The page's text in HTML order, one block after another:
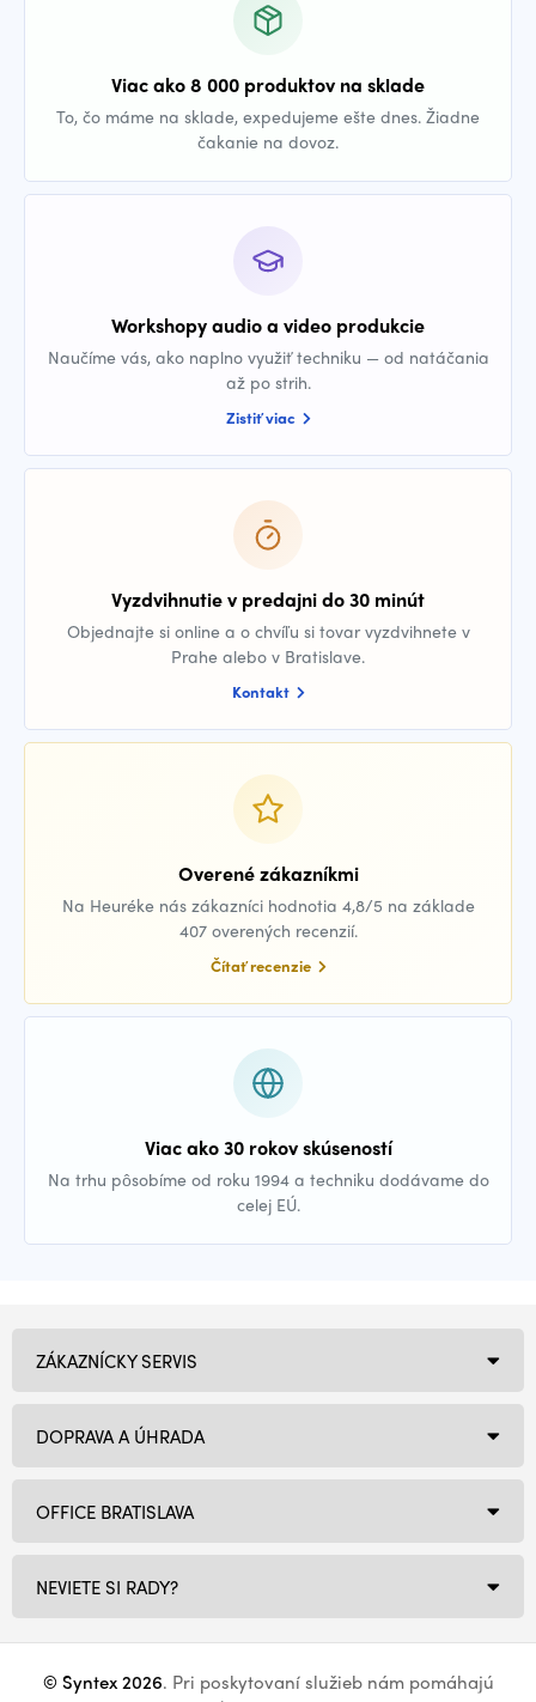
Viac ako 8 000 produktov na sklade
To, čo máme na sklade, expedujeme ešte dnes. Žiadne
čakanie na dovoz.
Workshopy audio a video produkcie
Naučíme vás, ako naplno využiť techniku — od natáčania
až po strih.
Zistiť viac
Vyzdvihnutie v predajni do 30 minút
Objednajte si online a o chvíľu si tovar vyzdvihnete v
Prahe alebo v Bratislave.
Kontakt
Overené zákazníkmi
Na Heuréke nás zákazníci hodnotia 4,8/5 na základe
407 overených recenzií.
Čítať recenzie
Viac ako 30 rokov skúseností
Na trhu pôsobíme od roku 1994 a techniku dodávame do
celej EÚ.
OFFICE BRATISLAVA
NEVIETE SI RADY?
ZÁKAZNÍCKY SERVIS
DOPRAVA A ÚHRADA
© Syntex 2026. Pri poskytovaní služieb nám pomáhajú